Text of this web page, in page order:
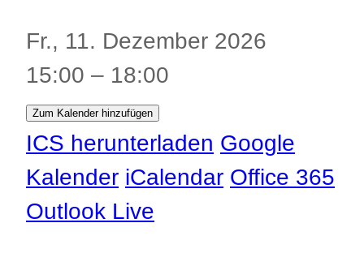
Fr., 11. Dezember 2026
15:00 – 18:00
Zum Kalender hinzufügen
ICS herunterladen Google
Kalender iCalendar Office 365
Outlook Live